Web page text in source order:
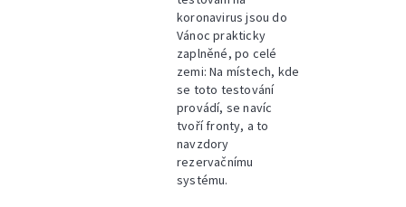
koronavirus jsou do
Vánoc prakticky
zaplněné, po celé
zemi: Na místech, kde
se toto testování
provádí, se navíc
tvoří fronty, a to
navzdory
rezervačnímu
systému.